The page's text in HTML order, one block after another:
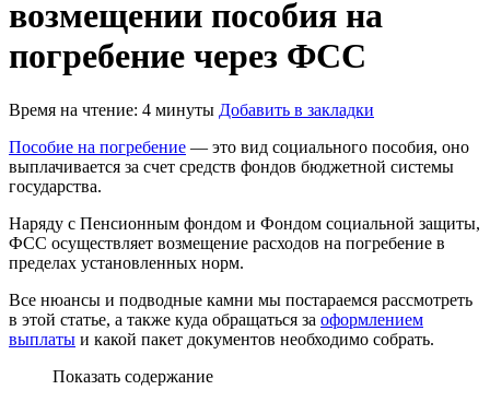
возмещении пособия на
погребение через ФСС
Время на чтение: 4 минуты Добавить в закладки
Пособие на погребение — это вид социального пособия, оно
выплачивается за счет средств фондов бюджетной системы
государства.
Наряду с Пенсионным фондом и Фондом социальной защиты,
ФСС осуществляет возмещение расходов на погребение в
пределах установленных норм.
Все нюансы и подводные камни мы постараемся рассмотреть
в этой статье, а также куда обращаться за оформлением
выплаты и какой пакет документов необходимо собрать.
Показать содержание